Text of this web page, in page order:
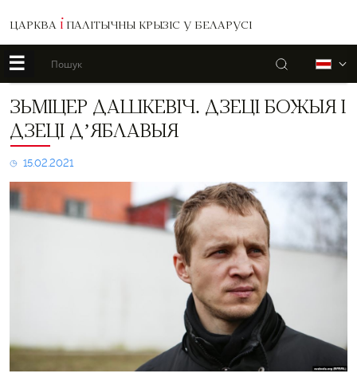
ЦАРКВА І ПАЛІТЫЧНЫ КРЫЗІС У БЕЛАРУСІ
☰ Пошук
Зьміцер
Дашкевіч.
Дзеці
Божыя
і
дзеці
д’яблавыя
ЗЬМІЦЕР ДАШКЕВІЧ. ДЗЕЦІ БОЖЫЯ І
ДЗЕЦІ Д’ЯБЛАВЫЯ
15.02.2021